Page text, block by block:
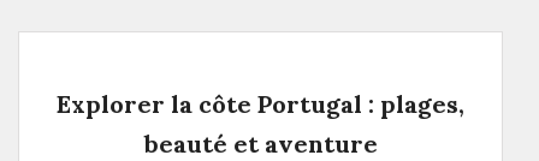
Explorer la côte Portugal : plages,
beauté et aventure